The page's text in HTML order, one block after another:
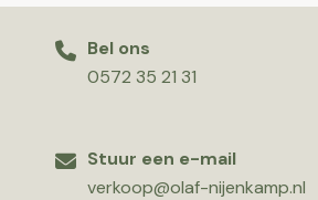
Bel ons
0572 35 21 31
Stuur een e-mail
verkoop@olaf-nijenkamp.nl